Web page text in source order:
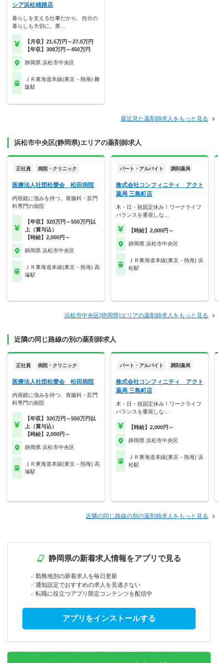
シア浜松雄踏店
暮らしを支える仕事だから、自分の
暮らしも大切に。業…
【月収】21.5万円～27.0万円
【年収】308万円～450万円
静岡県 浜松市中央区
ＪＲ東海道本線(東京－熱海) 舞
阪駅
最近見た薬剤師求人をもっと見る
浜松市中央区(静岡県)エリアの薬剤師求人
正社員 病院・クリニック
医療法人社団松愛会 松田病院
内視鏡に強みを持つ、胃腸科・肛門
科専門の病院
【年収】320万円～550万円以
上（賞与込）
【時給】2,000円～
静岡県 浜松市中央区
ＪＲ東海道本線(東京－熱海) 高
塚駅
パート・アルバイト 調剤薬局
株式会社コンフィニティ アクト
薬局 三島町店
木・日・祝固定休み！ワークライフ
バランスを重視しな…
【時給】2,000円～
静岡県 浜松市中央区
ＪＲ東海道本線(東京－熱海) 浜
松駅
浜松市中央区(静岡県)エリアの薬剤師求人をもっと見る
近隣の同じ路線の別の薬剤師求人
正社員 病院・クリニック
医療法人社団松愛会 松田病院
内視鏡に強みを持つ、胃腸科・肛門
科専門の病院
【年収】320万円～550万円以
上（賞与込）
【時給】2,000円～
静岡県 浜松市中央区
ＪＲ東海道本線(東京－熱海) 高
塚駅
パート・アルバイト 調剤薬局
株式会社コンフィニティ アクト
薬局 三島町店
木・日・祝固定休み！ワークライフ
バランスを重視しな…
【時給】2,000円～
静岡県 浜松市中央区
ＪＲ東海道本線(東京－熱海) 浜
松駅
近隣の同じ路線の別の薬剤師求人をもっと見る
静岡県の新着求人情報をアプリで見る
勤務地別の新着求人を毎日更新
通知設定でおすすめの求人を見逃さない
転職に役立つアプリ限定コンテンツを配信中
アプリをインストールする